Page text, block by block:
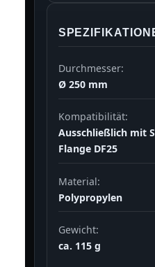
Durchmesser:
Ø 250 mm
Kompatibilität:
Ausschließlich mit
Flange DF25
Material:
Polypropylen
Gewicht:
ca. 115 g